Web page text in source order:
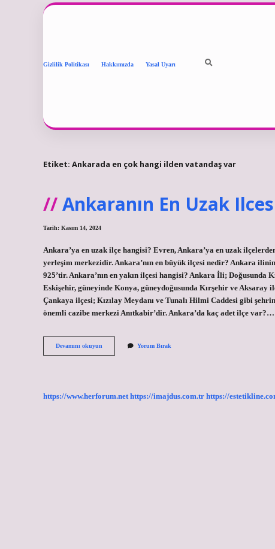
Gizlilik Politikası Hakkımızda Yasal Uyarı
Etiket: Ankarada en çok hangi ilden vatandaş var
Ankaranın En Uzak
Tarih: Kasım 14, 2024
Ankara’ya en uzak ilçe hangisi? Evren, Ankara’ya en uzak
yerleşim merkezidir. Ankara’nın en büyük ilçesi nedir? Ankara
925’tir. Ankara’nın en yakın ilçesi hangisi? Ankara İli; Doğusunda
Eskişehir, güneyinde Konya, güneydoğusunda Kırşehir ve Aksaray
Çankaya ilçesi; Kızılay Meydanı ve Tunalı Hilmi Caddesi gibi
önemli cazibe merkezi Anıtkabir’dir. Ankara’da kaç adet ilçe var?…
Devamını okuyun Ankaranın
En
Yorum Bırak
https://www.herforum.net https://imajdus.com.tr https://